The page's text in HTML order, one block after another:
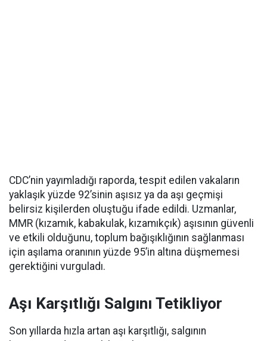
CDC’nin yayımladığı raporda, tespit edilen vakaların
yaklaşık yüzde 92’sinin aşısız ya da aşı geçmişi
belirsiz kişilerden oluştuğu ifade edildi. Uzmanlar,
MMR (kızamık, kabakulak, kızamıkçık) aşısının güvenli
ve etkili olduğunu, toplum bağışıklığının sağlanması
için aşılama oranının yüzde 95’in altına düşmemesi
gerektiğini vurguladı.
Aşı Karşıtlığı Salgını Tetikliyor
Son yıllarda hızla artan aşı karşıtlığı, salgının